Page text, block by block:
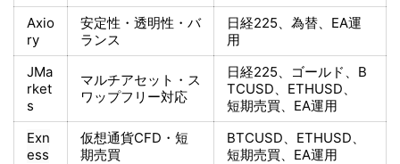
Axio
ry
安定性・透明性・バ
ランス
日経225、為替、EA運
用
JMa
rket
s
マルチアセット・ス
ワップフリー対応
日経225、ゴールド、 B
TCUSD、ETHUSD、
短期売買、EA運用
Exn
ess
仮想通貨CFD・短
期売買
BTCUSD、ETHUSD、
短期売買、EA運用